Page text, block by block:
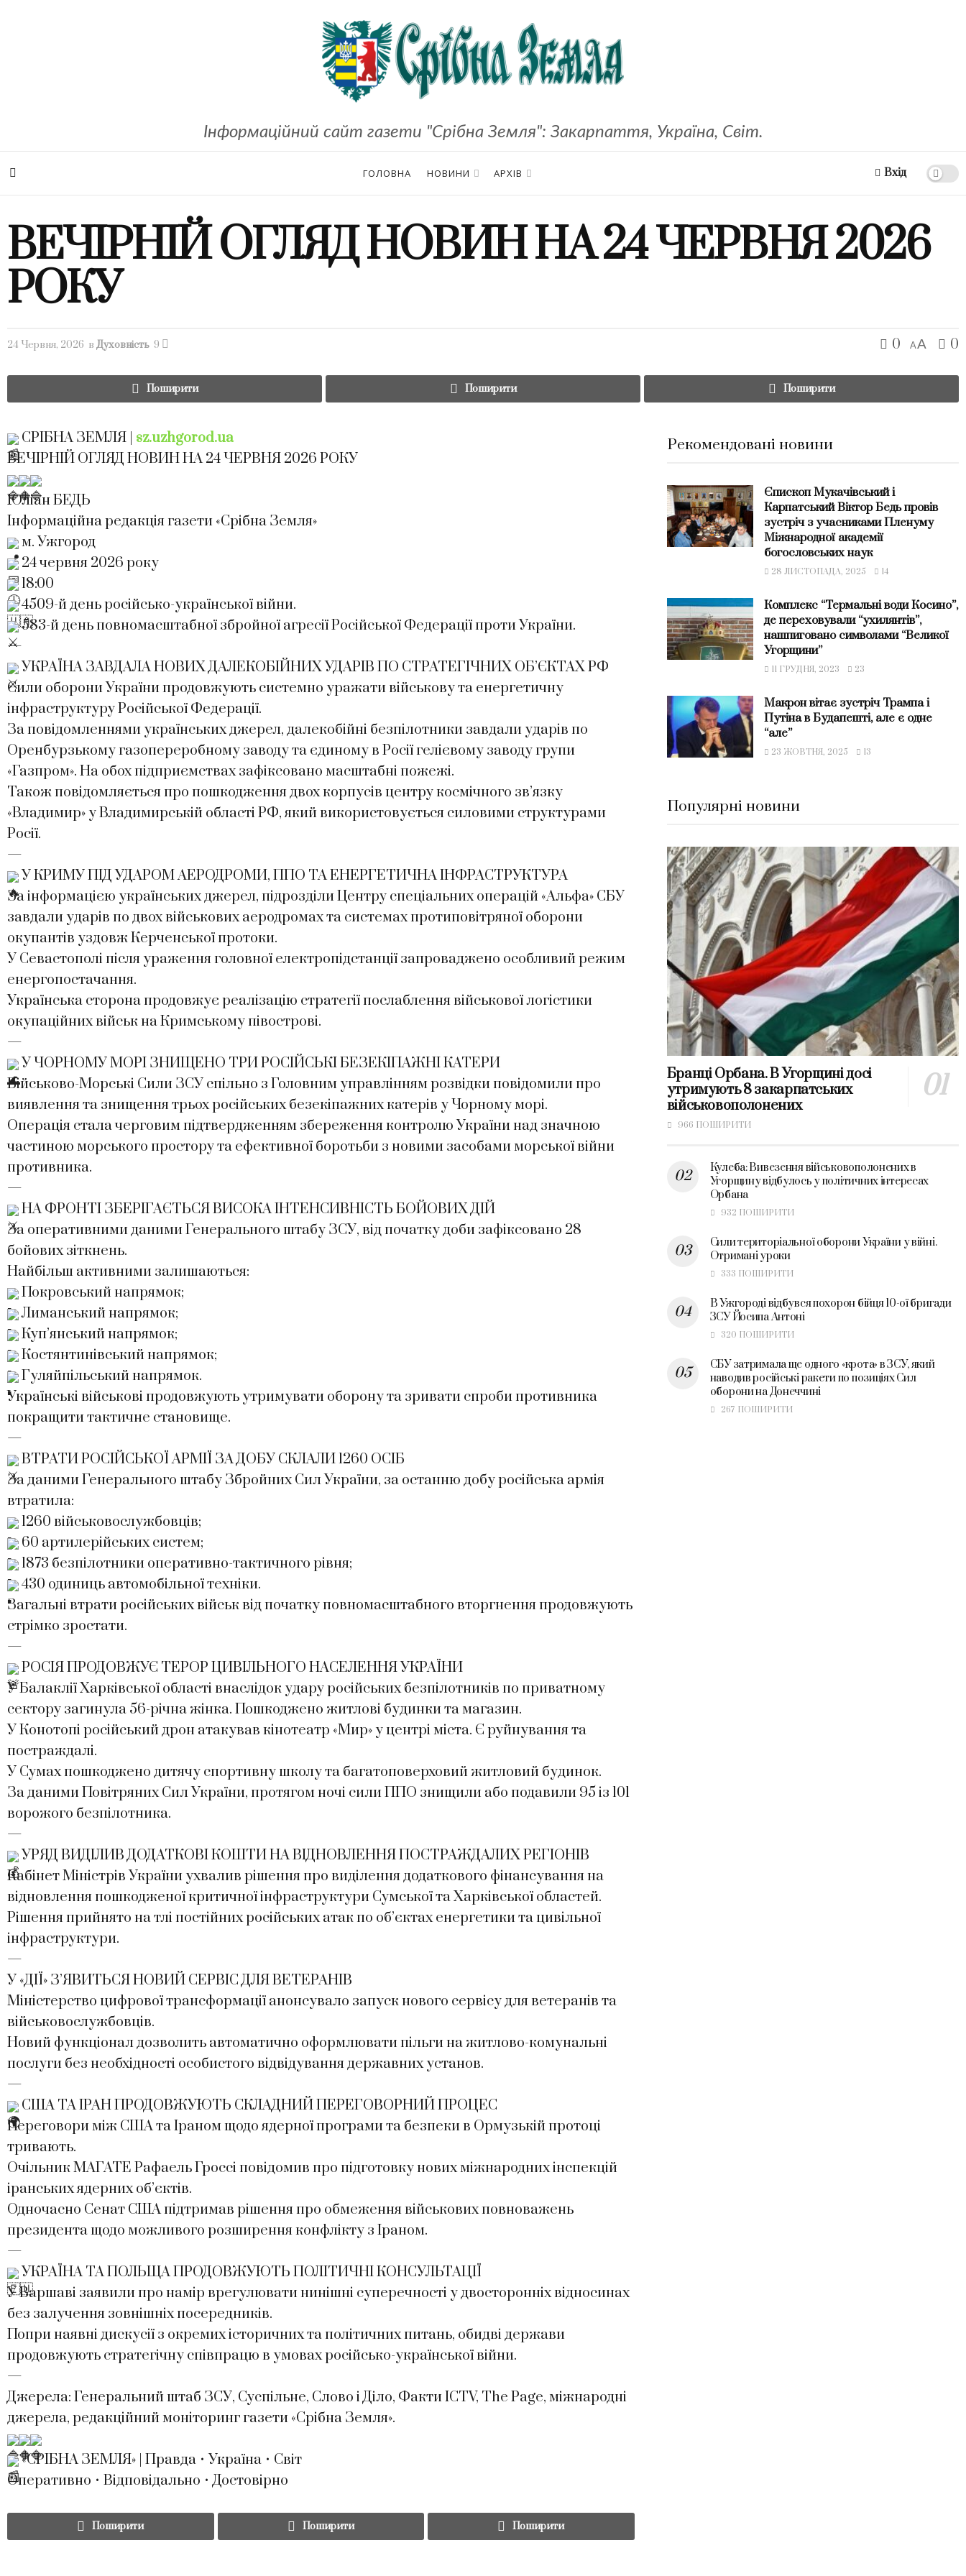
Інформаційний сайт газети "Срібна Земля": Закарпаття, Україна, Світ.
ГОЛОВНА НОВИНИ АРХІВ Вхід
ВЕЧІРНІЙ ОГЛЯД НОВИН НА 24 ЧЕРВНЯ 2026
РОКУ
24 Червня, 2026 в Духовність 9 0 AA 0
Поширити Поширити Поширити
СРІБНА ЗЕМЛЯ | sz.uzhgorod.ua
ВЕЧІРНІЙ ОГЛЯД НОВИН НА 24 ЧЕРВНЯ 2026 РОКУ
Юліан БЕДЬ
Інформаційна редакція газети «Срібна Земля»
м. Ужгород
24 червня 2026 року
18:00
4509-й день російсько-української війни.
583-й день повномасштабної збройної агресії Російської Федерації проти України.
—
УКРАЇНА ЗАВДАЛА НОВИХ ДАЛЕКОБІЙНИХ УДАРІВ ПО СТРАТЕГІЧНИХ ОБ’ЄКТАХ РФ
Сили оборони України продовжують системно уражати військову та енергетичну
інфраструктуру Російської Федерації.
За повідомленнями українських джерел, далекобійні безпілотники завдали ударів по
Оренбурзькому газопереробному заводу та єдиному в Росії гелієвому заводу групи
«Газпром». На обох підприємствах зафіксовано масштабні пожежі.
Також повідомляється про пошкодження двох корпусів центру космічного зв’язку
«Владимир» у Владимирській області РФ, який використовується силовими структурами
Росії.
—
У КРИМУ ПІД УДАРОМ АЕРОДРОМИ, ППО ТА ЕНЕРГЕТИЧНА ІНФРАСТРУКТУРА
За інформацією українських джерел, підрозділи Центру спеціальних операцій «Альфа» СБУ
завдали ударів по двох військових аеродромах та системах протиповітряної оборони
окупантів уздовж Керченської протоки.
У Севастополі після ураження головної електропідстанції запроваджено особливий режим
енергопостачання.
Українська сторона продовжує реалізацію стратегії послаблення військової логістики
окупаційних військ на Кримському півострові.
—
У ЧОРНОМУ МОРІ ЗНИЩЕНО ТРИ РОСІЙСЬКІ БЕЗЕКІПАЖНІ КАТЕРИ
Військово-Морські Сили ЗСУ спільно з Головним управлінням розвідки повідомили про
виявлення та знищення трьох російських безекіпажних катерів у Чорному морі.
Операція стала черговим підтвердженням збереження контролю України над значною
частиною морського простору та ефективної боротьби з новими засобами морської війни
противника.
—
НА ФРОНТІ ЗБЕРІГАЄТЬСЯ ВИСОКА ІНТЕНСИВНІСТЬ БОЙОВИХ ДІЙ
За оперативними даними Генерального штабу ЗСУ, від початку доби зафіксовано 28
бойових зіткнень.
Найбільш активними залишаються:
Покровський напрямок;
Лиманський напрямок;
Куп’янський напрямок;
Костянтинівський напрямок;
Гуляйпільський напрямок.
Українські військові продовжують утримувати оборону та зривати спроби противника
покращити тактичне становище.
—
ВТРАТИ РОСІЙСЬКОЇ АРМІЇ ЗА ДОБУ СКЛАЛИ 1260 ОСІБ
За даними Генерального штабу Збройних Сил України, за останню добу російська армія
втратила:
1260 військовослужбовців;
60 артилерійських систем;
1873 безпілотники оперативно-тактичного рівня;
430 одиниць автомобільної техніки.
Загальні втрати російських військ від початку повномасштабного вторгнення продовжують
стрімко зростати.
—
РОСІЯ ПРОДОВЖУЄ ТЕРОР ЦИВІЛЬНОГО НАСЕЛЕННЯ УКРАЇНИ
У Балаклії Харківської області внаслідок удару російських безпілотників по приватному
сектору загинула 56-річна жінка. Пошкоджено житлові будинки та магазин.
У Конотопі російський дрон атакував кінотеатр «Мир» у центрі міста. Є руйнування та
постраждалі.
У Сумах пошкоджено дитячу спортивну школу та багатоповерховий житловий будинок.
За даними Повітряних Сил України, протягом ночі сили ППО знищили або подавили 95 із 101
ворожого безпілотника.
—
УРЯД ВИДІЛИВ ДОДАТКОВІ КОШТИ НА ВІДНОВЛЕННЯ ПОСТРАЖДАЛИХ РЕГІОНІВ
Кабінет Міністрів України ухвалив рішення про виділення додаткового фінансування на
відновлення пошкодженої критичної інфраструктури Сумської та Харківської областей.
Рішення прийнято на тлі постійних російських атак по об’єктах енергетики та цивільної
інфраструктури.
—
У «ДІЇ» З’ЯВИТЬСЯ НОВИЙ СЕРВІС ДЛЯ ВЕТЕРАНІВ
Міністерство цифрової трансформації анонсувало запуск нового сервісу для ветеранів та
військовослужбовців.
Новий функціонал дозволить автоматично оформлювати пільги на житлово-комунальні
послуги без необхідності особистого відвідування державних установ.
—
США ТА ІРАН ПРОДОВЖУЮТЬ СКЛАДНИЙ ПЕРЕГОВОРНИЙ ПРОЦЕС
Переговори між США та Іраном щодо ядерної програми та безпеки в Ормузькій протоці
тривають.
Очільник МАГАТЕ Рафаель Гроссі повідомив про підготовку нових міжнародних інспекцій
іранських ядерних об’єктів.
Одночасно Сенат США підтримав рішення про обмеження військових повноважень
президента щодо можливого розширення конфлікту з Іраном.
—
УКРАЇНА ТА ПОЛЬЩА ПРОДОВЖУЮТЬ ПОЛІТИЧНІ КОНСУЛЬТАЦІЇ
У Варшаві заявили про намір врегулювати нинішні суперечності у двосторонніх відносинах
без залучення зовнішніх посередників.
Попри наявні дискусії з окремих історичних та політичних питань, обидві держави
продовжують стратегічну співпрацю в умовах російсько-української війни.
—
Джерела: Генеральний штаб ЗСУ, Суспільне, Слово і Діло, Факти ICTV, The Page, міжнародні
джерела, редакційний моніторинг газети «Срібна Земля».
«СРІБНА ЗЕМЛЯ» | Правда • Україна • Світ
Оперативно • Відповідально • Достовірно
Поширити Поширити Поширити
Рекомендовані новини
Єпископ Мукачівський і
Карпатський Віктор Бедь провів
зустріч з учасниками Пленуму
Міжнародної академії
богословських наук
28 ЛИСТОПАДА, 2025 14
Комплекс “Термальні води Косино”,
де переховували “ухилянтів”,
нашпиговано символами “Великої
Угорщини”
11 ГРУДНЯ, 2023 23
Макрон вітає зустріч Трампа і
Путіна в Будапешті, але є одне
“але”
23 ЖОВТНЯ, 2025 13
Популярні новини
Бранці Орбана. В Угорщині досі
утримують 8 закарпатських
військовополонених
966 ПОШИРИТИ
Кулеба: Вивезення військовополонених в
Угорщину відбулось у політичних інтересах
Орбана
932 ПОШИРИТИ
Сили територіальної оборони України у війні.
Отримані уроки
333 ПОШИРИТИ
В Ужгороді відбувся похорон бійця 10-ої бригади
ЗСУ Йосипа Антоні
320 ПОШИРИТИ
СБУ затримала ще одного «крота» в ЗСУ, який
наводив російські ракети по позиціях Сил
оборони на Донеччині
267 ПОШИРИТИ